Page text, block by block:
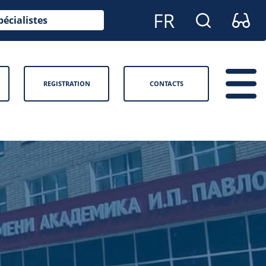
REGISTRATION CONTACTS